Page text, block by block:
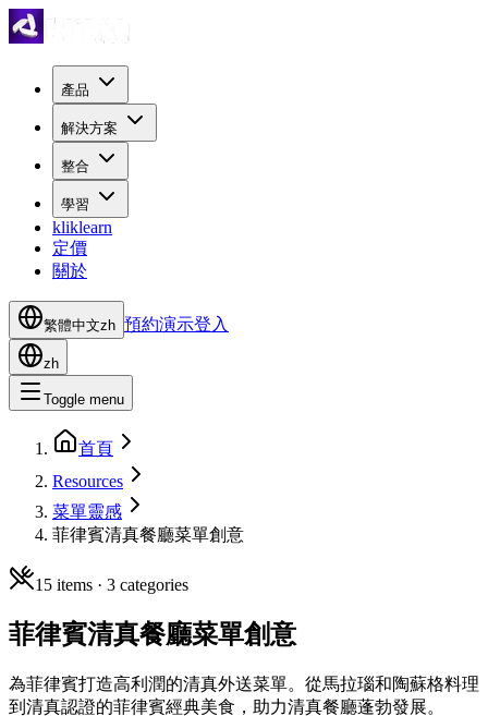
產品
解決方案
整合
學習
kliklearn
定價
關於
繁體中文zh 預約演示登入
zh
Toggle menu
首頁
Resources
菜單靈感
菲律賓清真餐廳菜單創意
15 items · 3 categories
菲律賓清真餐廳菜單創意
為菲律賓打造高利潤的清真外送菜單。從馬拉瑙和陶蘇格料理
到清真認證的菲律賓經典美食，助力清真餐廳蓬勃發展。